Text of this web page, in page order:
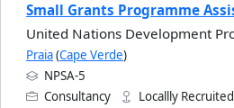
Small Grants Programme
United Nations Development
Praia(Cape Verde)
NPSA-5
Consultancy
Locallly Recruited